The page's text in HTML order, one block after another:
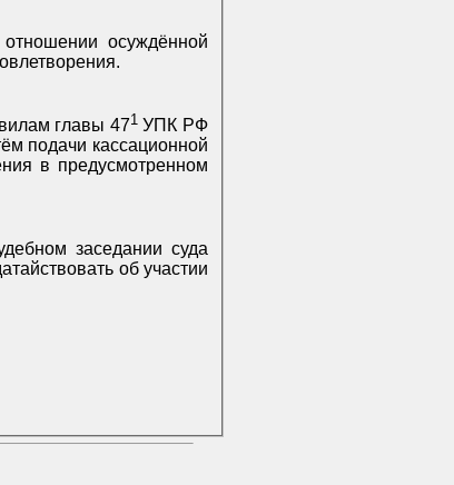
осуждённой
главы 471УПК РФ
подачи кассационной
в предусмотренном
заседании суда
об участии